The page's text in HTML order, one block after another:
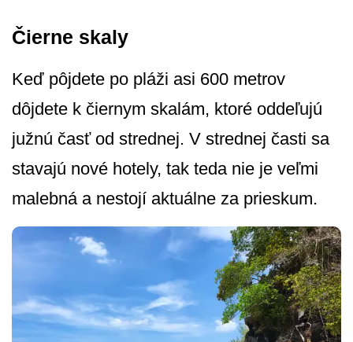
Čierne skaly
Keď pôjdete po pláži asi 600 metrov
dôjdete k čiernym skalám, ktoré oddeľujú
južnú časť od strednej. V strednej časti sa
stavajú nové hotely, tak teda nie je veľmi
malebná a nestojí aktuálne za prieskum.